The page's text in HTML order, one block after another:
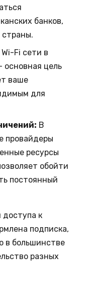
банков,
страны.
Fi сети в
основная цель
ваше
для
В
провайдеры
ресурсы
обойти
постоянный
доступа к
подписка,
в большинстве
разных